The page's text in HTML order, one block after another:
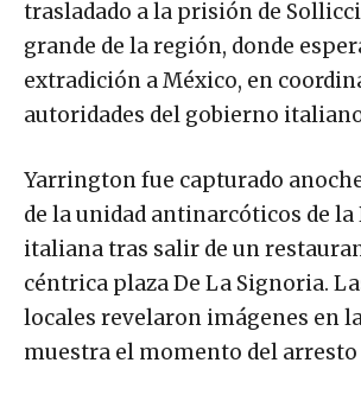
trasladado a la prisión de
grande de la región, donde
extradición a México, en
autoridades del gobierno
Yarrington fue capturado
de la unidad antinarcóticos de la
italiana tras salir de un
céntrica plaza De La Signoria.
locales revelaron imágenes en
muestra el momento del